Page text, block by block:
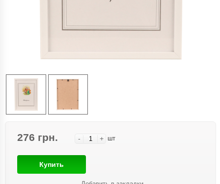
276 грн. - + шт
Купить